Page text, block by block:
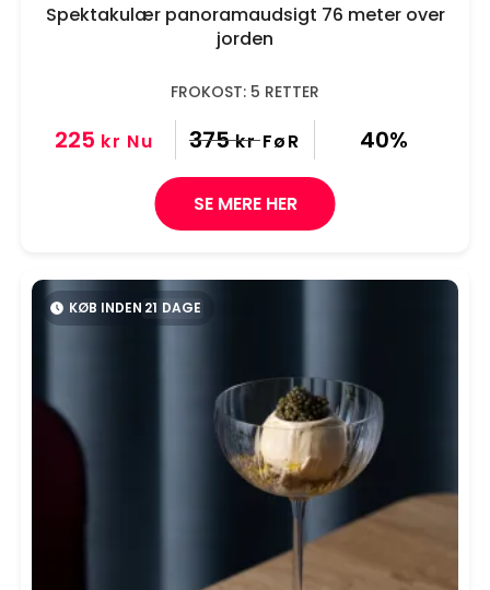
Spektakulær panoramaudsigt 76 meter over
jorden
FROKOST: 5 RETTER
225 kr Nu 375 kr FøR 40%
SE MERE HER
KØB INDEN 21 DAGE